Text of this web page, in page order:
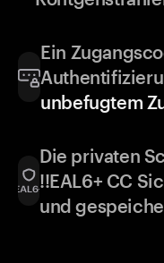
Ein
unbefugtem
Die privaten
!!EAL6+ CC
und